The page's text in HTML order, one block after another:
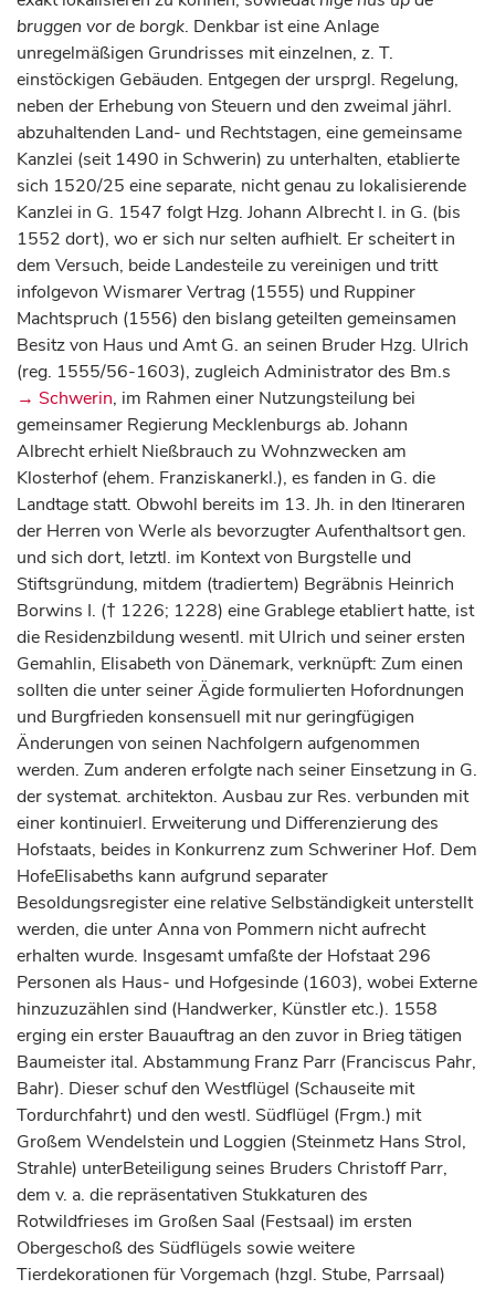
bruggen vor de borgk. Denkbar ist eine Anlage
unregelmäßigen Grundrisses mit einzelnen, z. T.
einstöckigen Gebäuden. Entgegen der ursprgl. Regelung,
neben der Erhebung von Steuern und den zweimal jährl.
abzuhaltenden Land- und Rechtstagen, eine gemeinsame
Kanzlei (seit 1490 in Schwerin) zu unterhalten, etablierte
sich 1520/25 eine separate, nicht genau zu lokalisierende
Kanzlei in G. 1547 folgt Hzg. Johann Albrecht I. in G. (bis
1552 dort), wo er sich nur selten aufhielt. Er scheitert in
dem Versuch, beide Landesteile zu vereinigen und tritt
infolgevon Wismarer Vertrag (1555) und Ruppiner
Machtspruch (1556) den bislang geteilten gemeinsamen
Besitz von Haus und Amt G. an seinen Bruder Hzg. Ulrich
(reg. 1555/56-1603), zugleich Administrator des Bm.s
→ Schwerin, im Rahmen einer Nutzungsteilung bei
gemeinsamer Regierung Mecklenburgs ab. Johann
Albrecht erhielt Nießbrauch zu Wohnzwecken am
Klosterhof (ehem. Franziskanerkl.), es fanden in G. die
Landtage statt. Obwohl bereits im 13. Jh. in den Itineraren
der Herren von Werle als bevorzugter Aufenthaltsort gen.
und sich dort, letztl. im Kontext von Burgstelle und
Stiftsgründung, mitdem (tradiertem) Begräbnis Heinrich
Borwins I. († 1226; 1228) eine Grablege etabliert hatte, ist
die Residenzbildung wesentl. mit Ulrich und seiner ersten
Gemahlin, Elisabeth von Dänemark, verknüpft: Zum einen
sollten die unter seiner Ägide formulierten Hofordnungen
und Burgfrieden konsensuell mit nur geringfügigen
Änderungen von seinen Nachfolgern aufgenommen
werden. Zum anderen erfolgte nach seiner Einsetzung in G.
der systemat. architekton. Ausbau zur Res. verbunden mit
einer kontinuierl. Erweiterung und Differenzierung des
Hofstaats, beides in Konkurrenz zum Schweriner Hof. Dem
HofeElisabeths kann aufgrund separater
Besoldungsregister eine relative Selbständigkeit unterstellt
werden, die unter Anna von Pommern nicht aufrecht
erhalten wurde. Insgesamt umfaßte der Hofstaat 296
Personen als Haus- und Hofgesinde (1603), wobei Externe
hinzuzuzählen sind (Handwerker, Künstler etc.). 1558
erging ein erster Bauauftrag an den zuvor in Brieg tätigen
Baumeister ital. Abstammung Franz Parr (Franciscus Pahr,
Bahr). Dieser schuf den Westflügel (Schauseite mit
Tordurchfahrt) und den westl. Südflügel (Frgm.) mit
Großem Wendelstein und Loggien (Steinmetz Hans Strol,
Strahle) unterBeteiligung seines Bruders Christoff Parr,
dem v. a. die repräsentativen Stukkaturen des
Rotwildfrieses im Großen Saal (Festsaal) im ersten
Obergeschoß des Südflügels sowie weitere
Tierdekorationen für Vorgemach (hzgl. Stube, Parrsaal)